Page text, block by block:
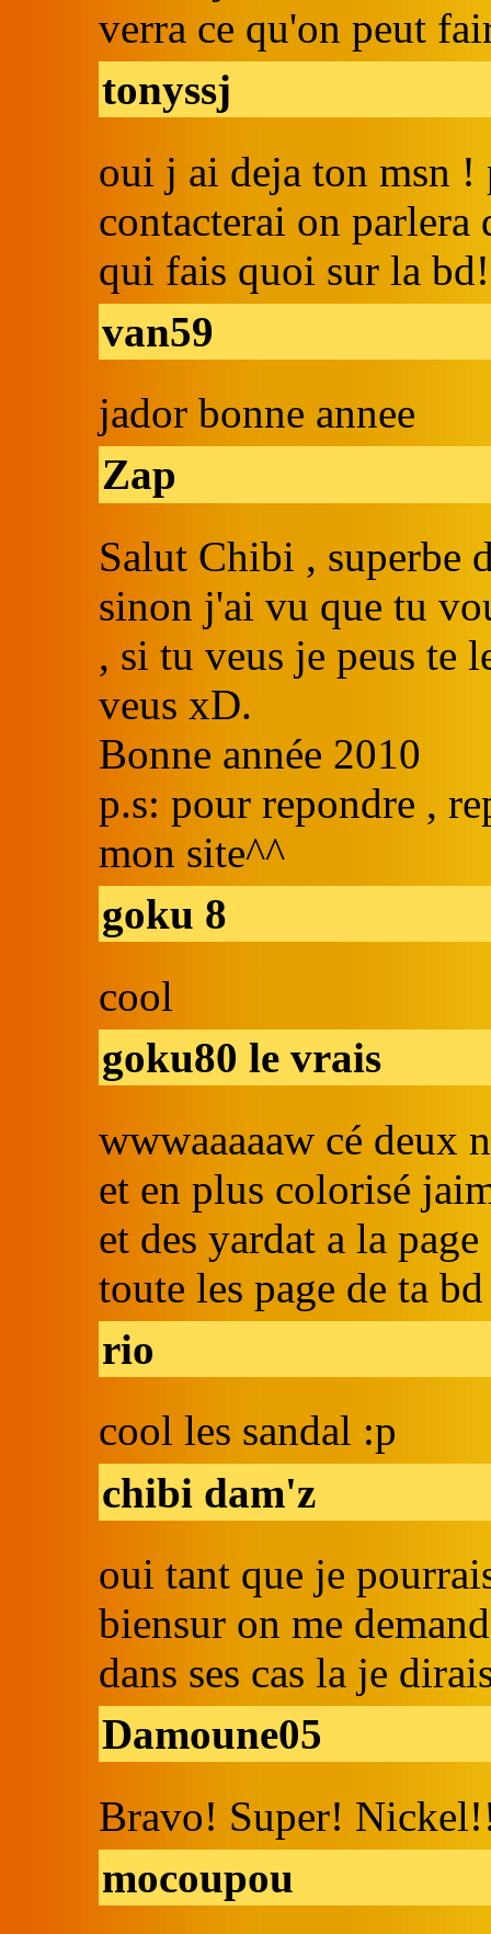
verra ce qu'on peut
tonyssj
oui j ai deja ton msn !
contacterai on parlera
qui fais quoi sur la bd!
van59
jador bonne annee
Zap
Salut Chibi , superbe
sinon j'ai vu que tu
, si tu veus je peus te
veus xD.
Bonne année 2010
p.s: pour repondre ,
mon site^^
goku 8
cool
goku80 le vrais
wwwaaaaaw cé deux
et en plus colorisé
et des yardat a la page
toute les page de ta
rio
cool les sandal :p
chibi dam'z
oui tant que je
biensur on me
dans ses cas la je
Damoune05
Bravo! Super!
mocoupou